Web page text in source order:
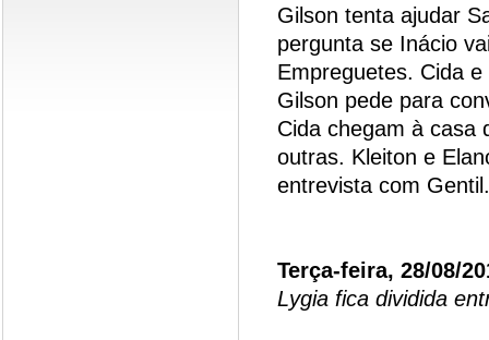
Gilson tenta ajudar
pergunta se Inácio
Empreguetes. Cida
Gilson pede para
Cida chegam à casa
outras. Kleiton e
entrevista com Gentil.
Terça-feira, 28/08/
Lygia fica dividida